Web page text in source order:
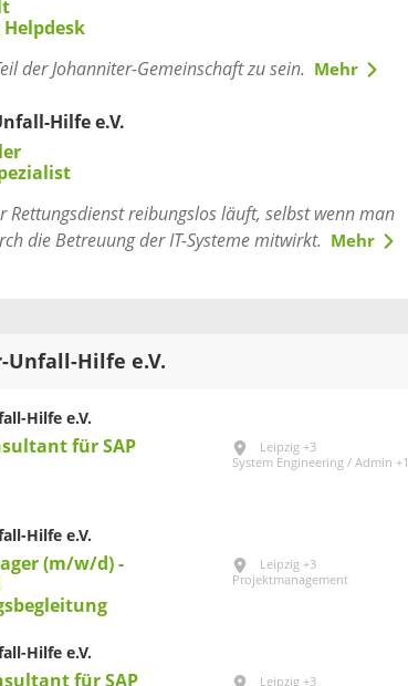
der Johanniter-Gemeinschaft zu sein. Mehr
Hilfe e.V.
Rettungsdienst reibungslos läuft, selbst wenn man
die Betreuung der IT-Systeme mitwirkt. Mehr
Unfall-Hilfe e.V.
Hilfe e.V.
für SAP
Leipzig +3
System Engineering / Admin +1
Hilfe e.V.
(m/w/d) -
Leipzig +3
Projektmanagement
Hilfe e.V.
für SAP
Leipzig +3